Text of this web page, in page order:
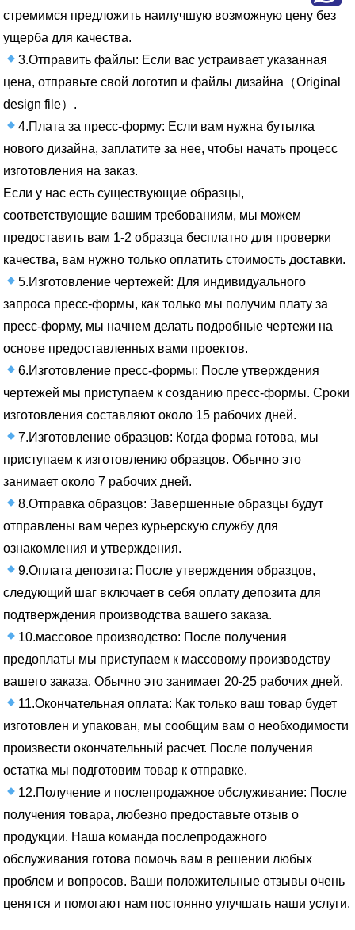
стремимся предложить наилучшую возможную цену без
ущерба для качества.
3.Отправить файлы: Если вас устраивает указанная
цена, отправьте свой логотип и файлы дизайна（Original
design file）.
4.Плата за пресс-форму: Если вам нужна бутылка
нового дизайна, заплатите за нее, чтобы начать процесс
изготовления на заказ.
Если у нас есть существующие образцы,
соответствующие вашим требованиям, мы можем
предоставить вам 1-2 образца бесплатно для проверки
качества, вам нужно только оплатить стоимость доставки.
5.Изготовление чертежей: Для индивидуального
запроса пресс-формы, как только мы получим плату за
пресс-форму, мы начнем делать подробные чертежи на
основе предоставленных вами проектов.
6.Изготовление пресс-формы: После утверждения
чертежей мы приступаем к созданию пресс-формы. Сроки
изготовления составляют около 15 рабочих дней.
7.Изготовление образцов: Когда форма готова, мы
приступаем к изготовлению образцов. Обычно это
занимает около 7 рабочих дней.
8.Отправка образцов: Завершенные образцы будут
отправлены вам через курьерскую службу для
ознакомления и утверждения.
9.Оплата депозита: После утверждения образцов,
следующий шаг включает в себя оплату депозита для
подтверждения производства вашего заказа.
10.массовое производство: После получения
предоплаты мы приступаем к массовому производству
вашего заказа. Обычно это занимает 20-25 рабочих дней.
11.Окончательная оплата: Как только ваш товар будет
изготовлен и упакован, мы сообщим вам о необходимости
произвести окончательный расчет. После получения
остатка мы подготовим товар к отправке.
12.Получение и послепродажное обслуживание: После
получения товара, любезно предоставьте отзыв о
продукции. Наша команда послепродажного
обслуживания готова помочь вам в решении любых
проблем и вопросов. Ваши положительные отзывы очень
ценятся и помогают нам постоянно улучшать наши услуги.